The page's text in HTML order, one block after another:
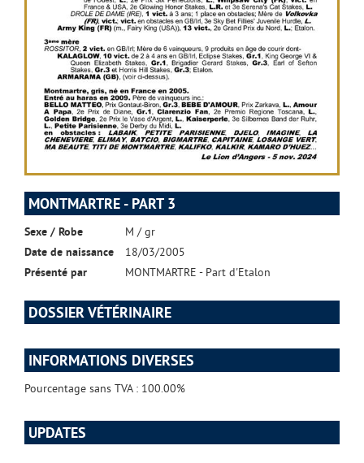
MONTMARTRE - PART 3
Sexe / Robe
M / gr
Date de naissance
18/03/2005
Présenté par
MONTMARTRE - Part d'Etalon
DOSSIER VÉTÉRINAIRE
INFORMATIONS DIVERSES
Pourcentage sans TVA : 100.00%
UPDATES